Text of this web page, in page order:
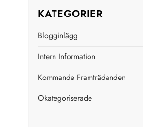
KATEGORIER
Blogginlägg
Intern Information
Kommande Framträdanden
Okategoriserade